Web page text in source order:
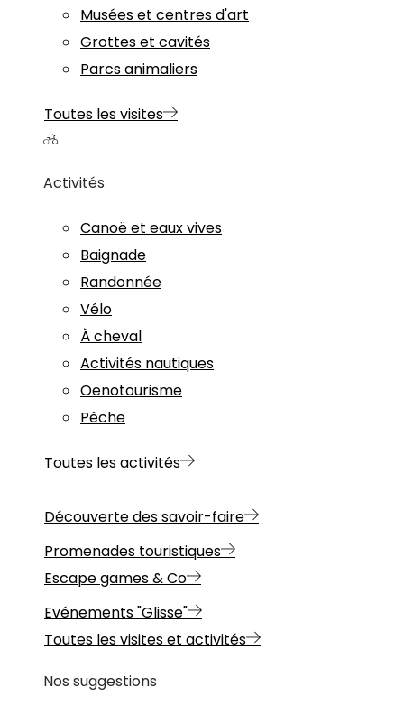
Musées et centres d'art
Grottes et cavités
Parcs animaliers
Toutes les visites
Activités
Canoë et eaux vives
Baignade
Randonnée
Vélo
À cheval
Activités nautiques
Oenotourisme
Pêche
Toutes les activités
Découverte des savoir-faire
Promenades touristiques
Escape games & Co
Evénements "Glisse"
Toutes les visites et activités
Nos suggestions